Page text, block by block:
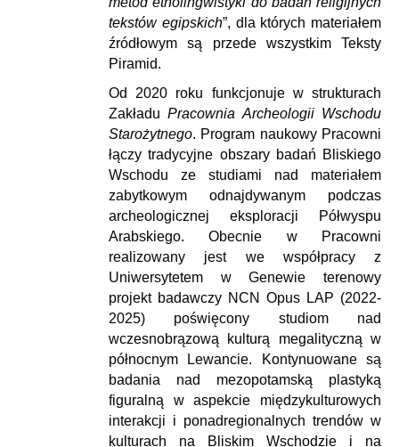
tekstów egipskich”, dla których materiałem
źródłowym są przede wszystkim Teksty
Piramid.
Od 2020 roku funkcjonuje w strukturach
ZakładuPracownia Archeologii Wschodu
Starożytnego. Program naukowy Pracowni
łączy tradycyjne obszary badań Bliskiego
Wschodu ze studiami nad materiałem
zabytkowym odnajdywanym podczas
archeologicznej eksploracji Półwyspu
Arabskiego. Obecnie w Pracowni
realizowany jest we współpracy z
Uniwersytetem w Genewie terenowy
projekt badawczy NCN Opus LAP (2022-
2025) poświęcony studiom nad
wczesnobrązową kulturą megalityczną w
północnym Lewancie. Kontynuowane są
badania nad mezopotamską plastyką
figuralną w aspekcie międzykulturowych
interakcji i ponadregionalnych trendów w
kulturach na Bliskim Wschodzie i na